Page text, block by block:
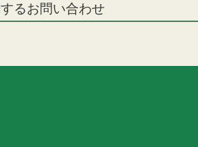
るお問い合わせ